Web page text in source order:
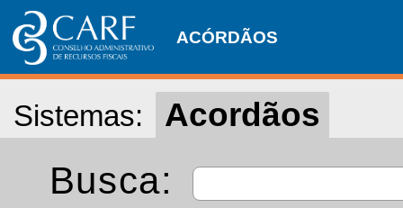
ACÓRDÃOS
Sistemas: Acordãos
Busca: